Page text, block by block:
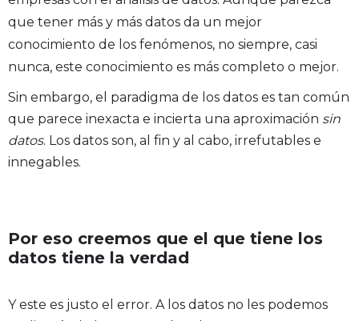
que tener más y más datos da un mejor
conocimiento de los fenómenos, no siempre, casi
nunca, este conocimiento es más completo o mejor.
Sin embargo, el paradigma de los datos es tan común
que parece inexacta e incierta una aproximación sin
datos. Los datos son, al fin y al cabo, irrefutables e
innegables.
Por eso creemos que el que tiene los
datos tiene la verdad
Y este es justo el error. A los datos no les podemos